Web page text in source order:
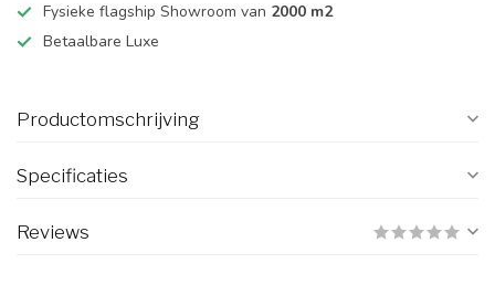
Fysieke flagship Showroom van 2000 m2
Betaalbare Luxe
Productomschrijving
Specificaties
Reviews